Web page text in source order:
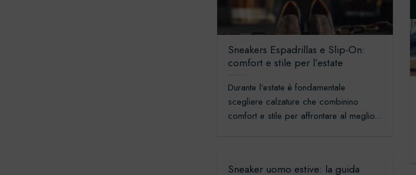
Sneakers Espadrillas e Slip-On:
comfort e stile per l’estate
Durante l’estate è fondamentale
scegliere calzature che combinino
comfort e stile per affrontare al meglio...
Sneaker uomo estive: la guida